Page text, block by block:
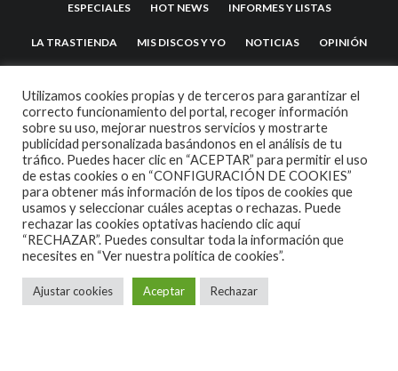
ESPECIALES HOT NEWS INFORMES Y LISTAS
LA TRASTIENDA MIS DISCOS Y YO NOTICIAS OPINIÓN
2007 COPYRIGHT -CODETIPITHEME
Utilizamos cookies propias y de terceros para garantizar el
correcto funcionamiento del portal, recoger información
sobre su uso, mejorar nuestros servicios y mostrarte
publicidad personalizada basándonos en el análisis de tu
tráfico. Puedes hacer clic en “ACEPTAR” para permitir el uso
de estas cookies o en “CONFIGURACIÓN DE COOKIES”
para obtener más información de los tipos de cookies que
usamos y seleccionar cuáles aceptas o rechazas. Puede
rechazar las cookies optativas haciendo clic aquí
“RECHAZAR”. Puedes consultar toda la información que
necesites en “Ver nuestra política de cookies”.
Ajustar cookies Aceptar Rechazar